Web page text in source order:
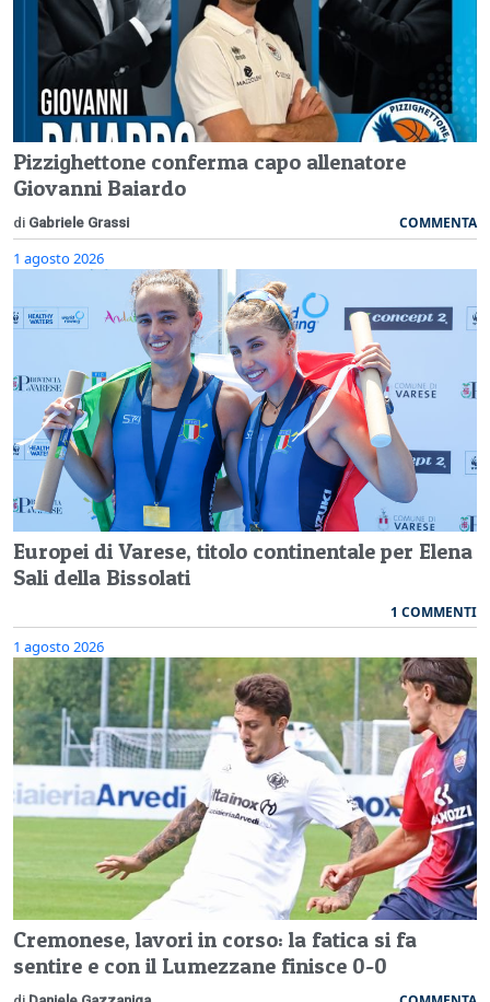
Pizzighettone conferma capo allenatore
Giovanni Baiardo
di Gabriele Grassi COMMENTA
1 agosto 2026
Europei di Varese, titolo continentale per Elena
Sali della Bissolati
1 COMMENTI
1 agosto 2026
Cremonese, lavori in corso: la fatica si fa
sentire e con il Lumezzane finisce 0-0